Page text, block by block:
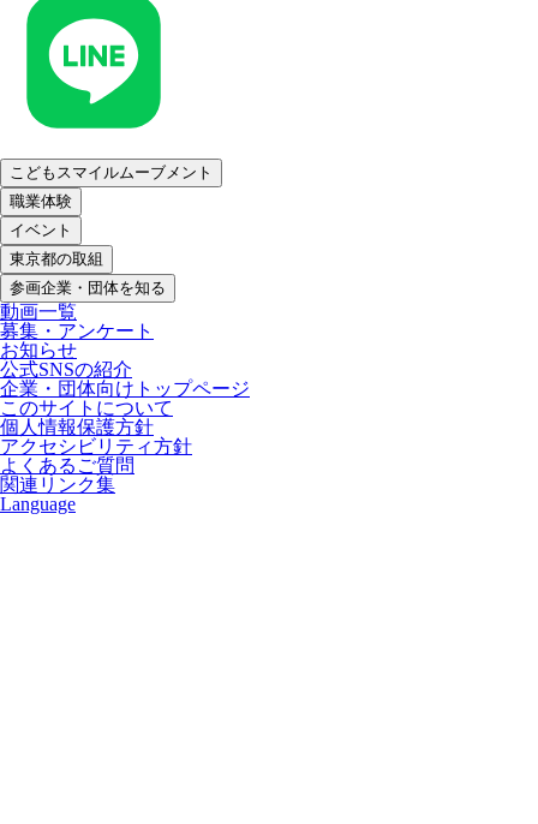
こどもスマイルムーブメント
職業体験
イベント
東京都の取組
参画企業・団体を知る
動画一覧
募集・アンケート
お知らせ
公式SNSの紹介
企業・団体向けトップページ
このサイトについて
個人情報保護方針
アクセシビリティ方針
よくあるご質問
関連リンク集
Language